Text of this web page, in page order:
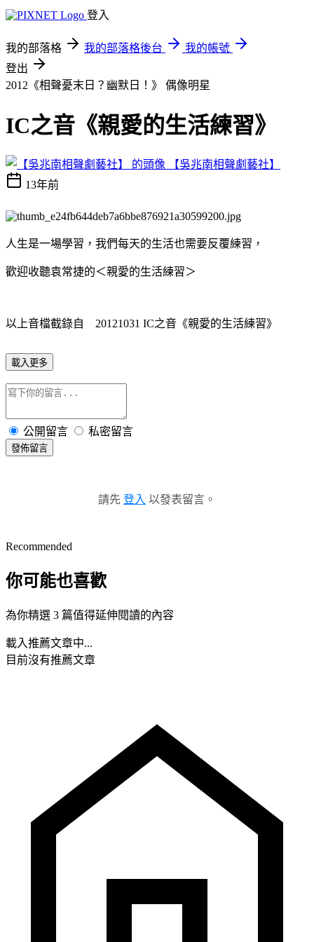
登入
我的部落格 我的部落格後台
我的帳號
登出
2012《相聲憂末日？幽默日！》 偶像明星
IC之音《親愛的生活練習》
【吳兆南相聲劇藝社】
13年前
人生是一場學習，我們每天的生活也需要反覆練習，
歡迎收聽袁常捷的＜親愛的生活練習＞
以上音檔截錄自 20121031 IC之音《親愛的生活練習》
載入更多
公開留言 私密留言
發佈留言
請先 登入 以發表留言。
Recommended
你可能也喜歡
為你精選 3 篇值得延伸閱讀的內容
載入推薦文章中...
目前沒有推薦文章